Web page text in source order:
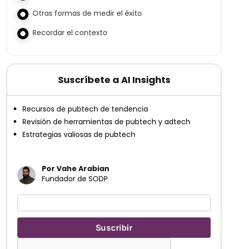
Otras formas de medir el éxito
Recordar el contexto
Suscríbete a AI Insights
Recursos de pubtech de tendencia
Revisión de herramientas de pubtech y adtech
Estrategias valiosas de pubtech
Por Vahe Arabian
Fundador de SODP